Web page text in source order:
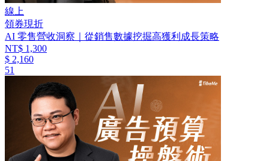
線上
領券現折
AI 零售營收洞察｜從銷售數據挖掘高獲利成長策略
NT$ 1,300
$ 2,160
51